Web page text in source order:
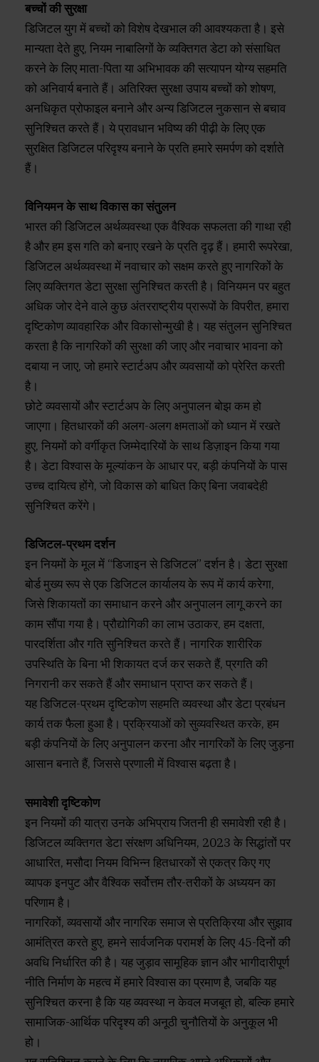
बच्चों की सुरक्षा
डिजिटल युग में बच्चों को विशेष देखभाल की आवश्यकता है। इसे
मान्यता देते हुए, नियम नाबालिगों के व्यक्तिगत डेटा को संसाधित
करने के लिए माता-पिता या अभिभावक की सत्यापन योग्य सहमति
को अनिवार्य बनाते हैं। अतिरिक्त सुरक्षा उपाय बच्चों को शोषण,
अनधिकृत प्रोफाइल बनाने और अन्य डिजिटल नुकसान से बचाव
सुनिश्चित करते हैं। ये प्रावधान भविष्य की पीढ़ी के लिए एक
सुरक्षित डिजिटल परिदृश्य बनाने के प्रति हमारे समर्पण को दर्शाते
हैं।
विनियमन के साथ विकास का संतुलन
भारत की डिजिटल अर्थव्यवस्था एक वैश्विक सफलता की गाथा रही
है और हम इस गति को बनाए रखने के प्रति दृढ़ हैं। हमारी रूपरेखा,
डिजिटल अर्थव्यवस्था में नवाचार को सक्षम करते हुए नागरिकों के
लिए व्यक्तिगत डेटा सुरक्षा सुनिश्चित करती है। विनियमन पर बहुत
अधिक जोर देने वाले कुछ अंतरराष्ट्रीय प्रारूपों के विपरीत, हमारा
दृष्टिकोण व्यावहारिक और विकासोन्मुखी है। यह संतुलन सुनिश्चित
करता है कि नागरिकों की सुरक्षा की जाए और नवाचार भावना को
दबाया न जाए, जो हमारे स्टार्टअप और व्यवसायों को प्रेरित करती
है।
छोटे व्यवसायों और स्टार्टअप के लिए अनुपालन बोझ कम हो
जाएगा। हितधारकों की अलग-अलग क्षमताओं को ध्यान में रखते
हुए, नियमों को वर्गीकृत जिम्मेदारियों के साथ डिज़ाइन किया गया
है। डेटा विश्वास के मूल्यांकन के आधार पर, बड़ी कंपनियों के पास
उच्च दायित्व होंगे, जो विकास को बाधित किए बिना जवाबदेही
सुनिश्चित करेंगे।
डिजिटल-प्रथम दर्शन
इन नियमों के मूल में “डिजाइन से डिजिटल” दर्शन है। डेटा सुरक्षा
बोर्ड मुख्य रूप से एक डिजिटल कार्यालय के रूप में कार्य करेगा,
जिसे शिकायतों का समाधान करने और अनुपालन लागू करने का
काम सौंपा गया है। प्रौद्योगिकी का लाभ उठाकर, हम दक्षता,
पारदर्शिता और गति सुनिश्चित करते हैं। नागरिक शारीरिक
उपस्थिति के बिना भी शिकायत दर्ज कर सकते हैं, प्रगति की
निगरानी कर सकते हैं और समाधान प्राप्त कर सकते हैं।
यह डिजिटल-प्रथम दृष्टिकोण सहमति व्यवस्था और डेटा प्रबंधन
कार्य तक फैला हुआ है। प्रक्रियाओं को सुव्यवस्थित करके, हम
बड़ी कंपनियों के लिए अनुपालन करना और नागरिकों के लिए जुड़ना
आसान बनाते हैं, जिससे प्रणाली में विश्वास बढ़ता है।
समावेशी दृष्टिकोण
इन नियमों की यात्रा उनके अभिप्राय जितनी ही समावेशी रही है।
डिजिटल व्यक्तिगत डेटा संरक्षण अधिनियम, 2023 के सिद्धांतों पर
आधारित, मसौदा नियम विभिन्न हितधारकों से एकत्र किए गए
व्यापक इनपुट और वैश्विक सर्वोत्तम तौर-तरीकों के अध्ययन का
परिणाम है।
नागरिकों, व्यवसायों और नागरिक समाज से प्रतिक्रिया और सुझाव
आमंत्रित करते हुए, हमने सार्वजनिक परामर्श के लिए 45-दिनों की
अवधि निर्धारित की है। यह जुड़ाव सामूहिक ज्ञान और भागीदारीपूर्ण
नीति निर्माण के महत्व में हमारे विश्वास का प्रमाण है, जबकि यह
सुनिश्चित करना है कि यह व्यवस्था न केवल मजबूत हो, बल्कि हमारे
सामाजिक-आर्थिक परिदृश्य की अनूठी चुनौतियों के अनुकूल भी
हो।